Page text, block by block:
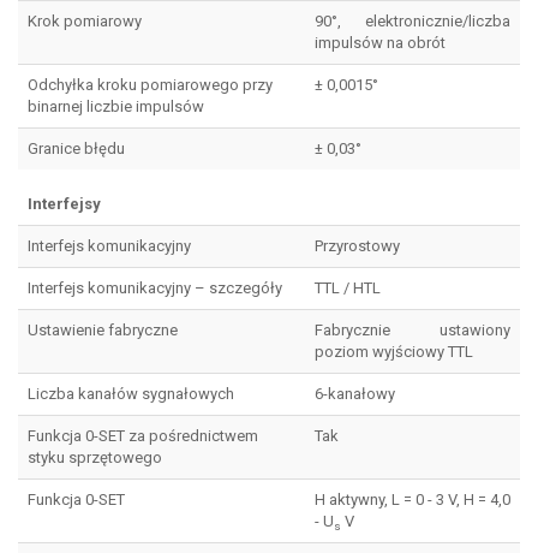
Krok pomiarowy
90°, elektronicznie/liczba
impulsów na obrót
Odchyłka kroku pomiarowego przy
binarnej liczbie impulsów
± 0,0015°
Granice błędu ± 0,03°
Interfejsy
Interfejs komunikacyjny Przyrostowy
Interfejs komunikacyjny – szczegóły TTL / HTL
Ustawienie fabryczne
Fabrycznie ustawiony
poziom wyjściowy TTL
Liczba kanałów sygnałowych 6-kanałowy
Funkcja 0-SET za pośrednictwem
styku sprzętowego
Tak
Funkcja 0-SET
H aktywny, L = 0 - 3 V, H = 4,0
- Us V